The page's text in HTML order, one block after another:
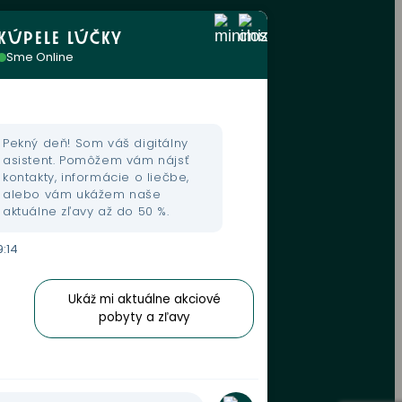
LÚČKY
Sme Online
Pekný deň! Som váš digitálny
asistent. Pomôžem vám nájsť
kontakty, informácie o liečbe,
alebo vám ukážem naše
aktuálne zľavy až do 50 %.
Ukáž mi aktuálne akciové
pobyty a zľavy